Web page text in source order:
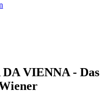
VIENNA - Das